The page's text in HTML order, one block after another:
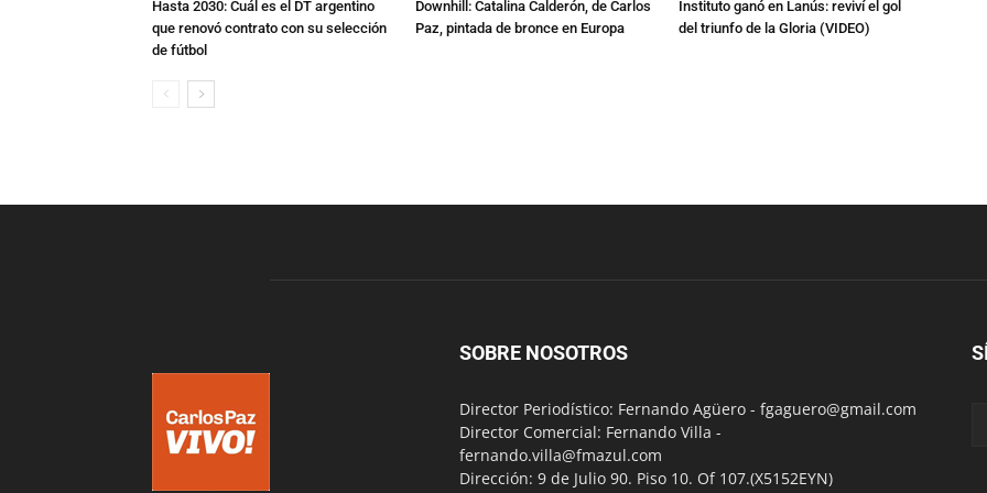
Hasta 2030: Cuál es el DT argentino
que renovó contrato con su selección
de fútbol
Downhill: Catalina Calderón, de Carlos
Paz, pintada de bronce en Europa
Instituto ganó en Lanús: reviví el gol
del triunfo de la Gloria (VIDEO)
SOBRE NOSOTROS
Director Periodístico: Fernando Agüero - fgaguero@gmail.com
Director Comercial: Fernando Villa -
fernando.villa@fmazul.com
Dirección: 9 de Julio 90. Piso 10. Of 107.(X5152EYN)